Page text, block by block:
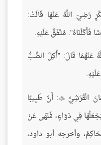
رَضِيَ اللَّهُ عَنْهَا قَالَتْ:
فَأَكَلْنَاهُ". مُتَّفَقٌ عَلَيْهِ.
عَنْهُمَا قَالَ: "أُكِلَ الضَّبُّ
: أَنَّ طَبِيبًا
فِي دَوَاءٍ، فَنَهَى عَنْ
وأخرجه أبو داود،